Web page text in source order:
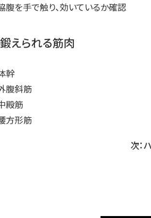
腹を手で触り、効いているか確認
鍛えられる筋肉
幹
腹斜筋
殿筋
方形筋
次：